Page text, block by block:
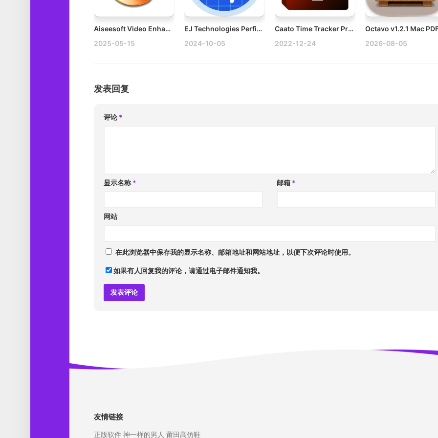
Aiseesoft Video Enhancer v9.2.32 Mac专业的视频增强软件破解
2025-05-15
EJ Technologies Perfino v4.1 Mac JVM监控工具破解版
2024-10-05
Caato Time Tracker Pro v1.1.18 Mac工作时间日历破解版
2022-12-24
2026-08-05
发表回复
评论 *
显示名称 * 邮箱 *
网站
在此浏览器中保存我的显示名称、邮箱地址和网站地址，以便下次评论时使用。
如果有人回复我的评论，请通过电子邮件通知我。
友情链接
正版软件 神一样的男人 莆田高仿鞋